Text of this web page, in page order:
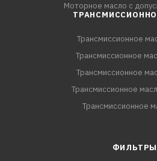
Моторное масло с
Трансмиссионное
Трансмиссионное
Трансмиссионное
Трансмиссионное
Трансмиссионное
ФИЛЬТРЫ